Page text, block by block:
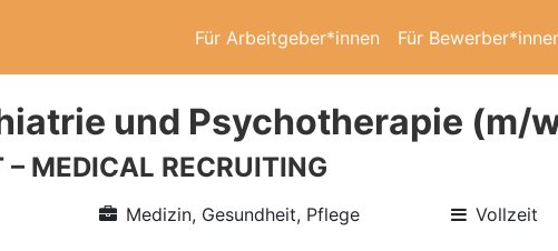
Für Arbeitgeber*innen Für
und Psychotherapie (m/
– MEDICAL RECRUITING
Medizin, Gesundheit, Pflege Vollzeit